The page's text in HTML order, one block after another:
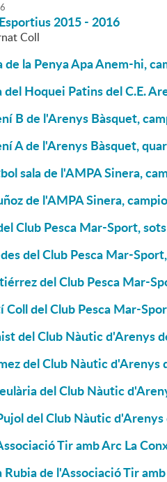
2015 - 2016
Coll
de la Penya Apa Anem-hi,
Hoquei Patins del C.E.
B de l'Arenys Bàsquet,
A de l'Arenys Bàsquet,
sala de l'AMPA Sinera,
de l'AMPA Sinera,
Club Pesca Mar-Sport,
del Club Pesca Mar-
del Club Pesca Mar-
Coll del Club Pesca Mar-
del Club Nàutic d'Arenys
del Club Nàutic
del Club Nàutic
del Club Nàutic
Tir amb Arc La
de l'Associació Tir